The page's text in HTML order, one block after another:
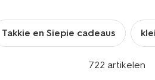
Takkie en Siepie cadeaus
722 artikelen